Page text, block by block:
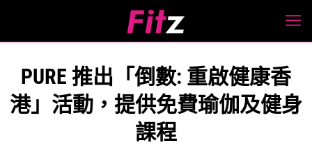
PURE 推出「倒數: 重啟健康香
港」活動，提供免費瑜伽及健身
課程